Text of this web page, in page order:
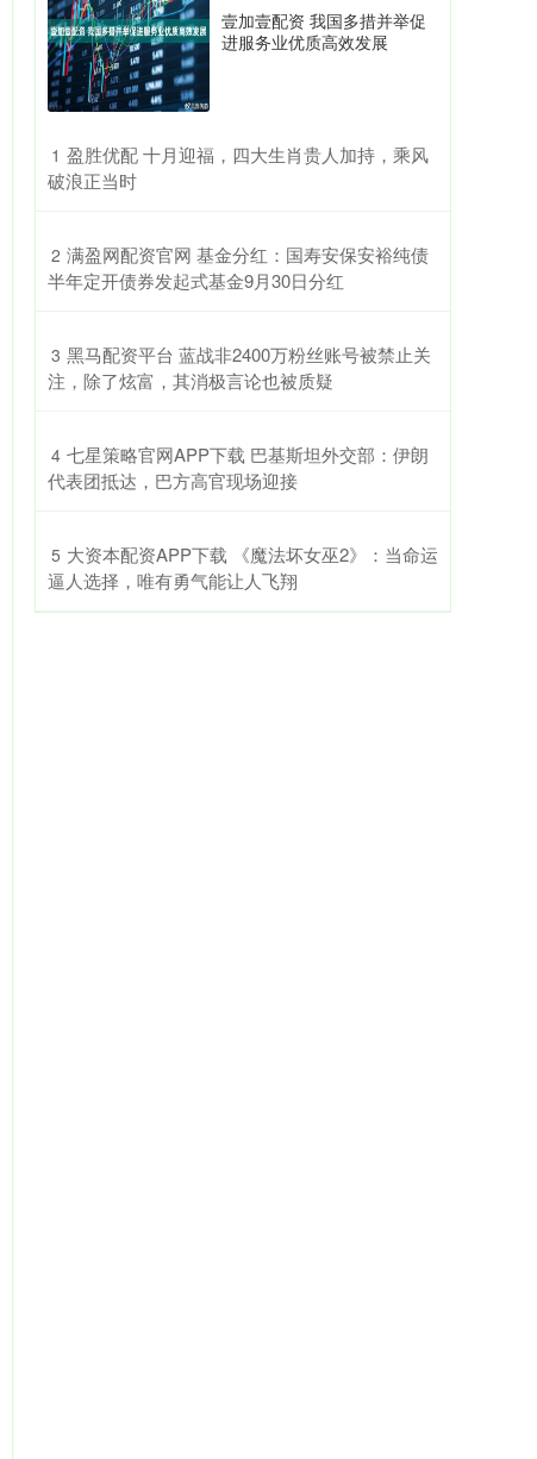
壹加壹配资 我国多措并举促
进服务业优质高效发展
1 ​盈胜优配 十月迎福，四大生肖贵人加持，乘风
破浪正当时
2 ​满盈网配资官网 基金分红：国寿安保安裕纯债
半年定开债券发起式基金9月30日分红
3 ​黑马配资平台 蓝战非2400万粉丝账号被禁止关
注，除了炫富，其消极言论也被质疑
4 ​七星策略官网APP下载 巴基斯坦外交部：伊朗
代表团抵达，巴方高官现场迎接
5 ​大资本配资APP下载 《魔法坏女巫2》：当命运
逼人选择，唯有勇气能让人飞翔